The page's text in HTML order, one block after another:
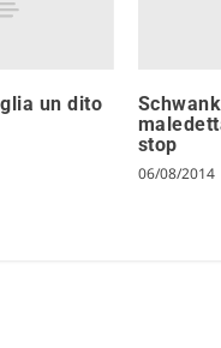
un dito
stop
06/08/2014